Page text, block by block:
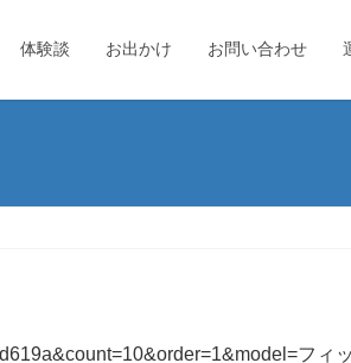
体験談 お出かけ お問い合わせ
フィ